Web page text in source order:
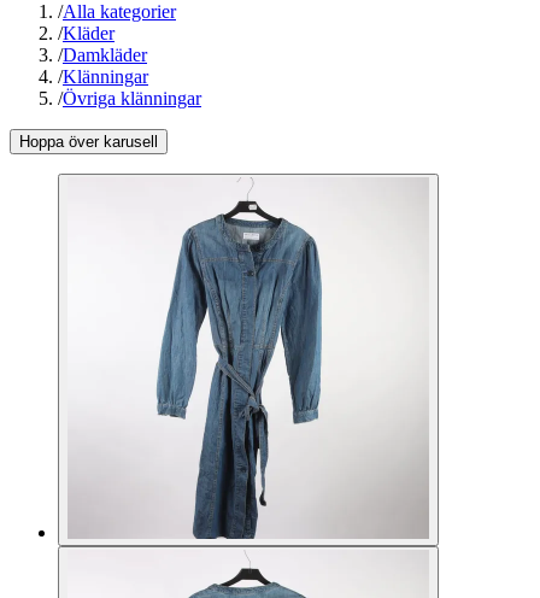
/Alla kategorier
/Kläder
/Damkläder
/Klänningar
/Övriga klänningar
Hoppa över karusell